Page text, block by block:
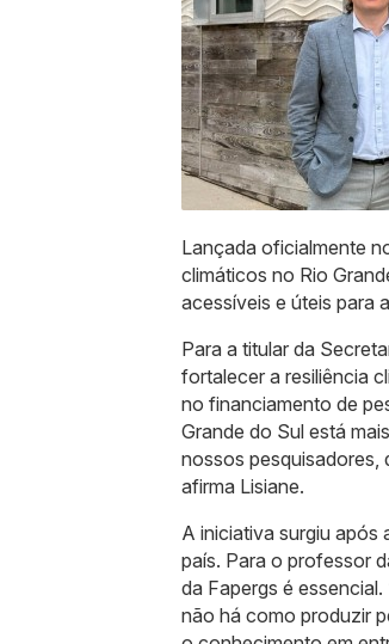
Lançada oficialmente
climáticos no Rio
acessíveis e úteis para
Para a titular da
fortalecer a resiliência
no financiamento de
Grande do Sul está
nossos pesquisadores,
afirma Lisiane.
A iniciativa surgiu após
país. Para o professor
da Fapergs é
não há como produzir